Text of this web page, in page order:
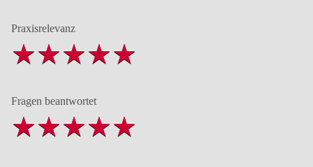
Praxisrelevanz
Fragen beantwortet